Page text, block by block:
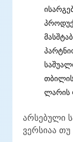
ლარის
არსებული
ვერსიაა თუ